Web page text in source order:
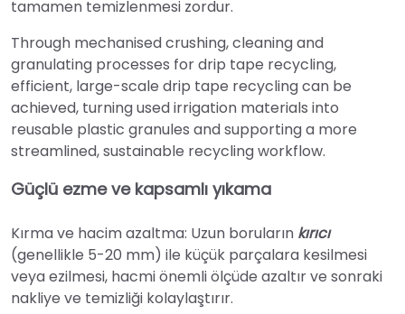
tamamen temizlenmesi zordur.
Through mechanised crushing, cleaning and
granulating processes for drip tape recycling,
efficient, large-scale drip tape recycling can be
achieved, turning used irrigation materials into
reusable plastic granules and supporting a more
streamlined, sustainable recycling workflow.
Güçlü ezme ve kapsamlı yıkama
Kırma ve hacim azaltma: Uzun boruların kırıcı
(genellikle 5-20 mm) ile küçük parçalara kesilmesi
veya ezilmesi, hacmi önemli ölçüde azaltır ve sonraki
nakliye ve temizliği kolaylaştırır.